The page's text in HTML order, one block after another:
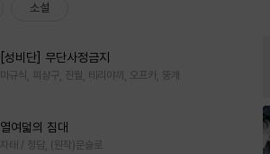
소설
[성비단] 무단사정금지
마규식, 피상구, 진월, 테리야끼, 오프카, 뚱개
열여덟의 침대
자태 / 청담, (원작)문슬로